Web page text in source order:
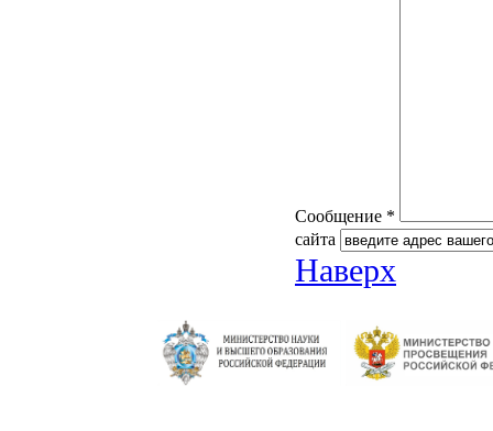
Сообщение *
сайта
Наверх